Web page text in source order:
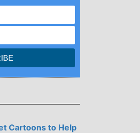
Cartoons to Help